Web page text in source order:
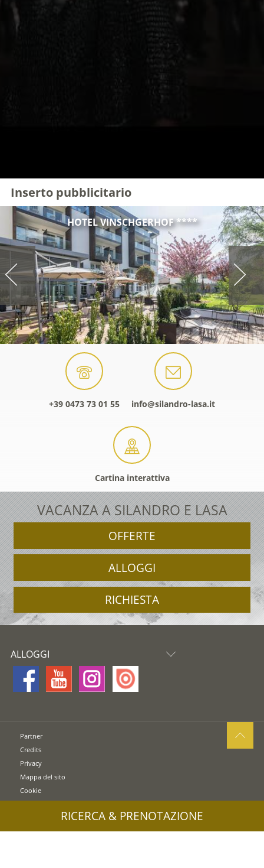
Inserto pubblicitario
HOTEL VINSCHGERHOF ****
+39 0473 73 01 55 info@silandro-lasa.it
Cartina interattiva
VACANZA A SILANDRO E LASA
OFFERTE
ALLOGGI
RICHIESTA
ALLOGGI
Partner
Credits
Privacy
Mappa del sito
Cookie
UID: IT00578160210
RICERCA & PRENOTAZIONE